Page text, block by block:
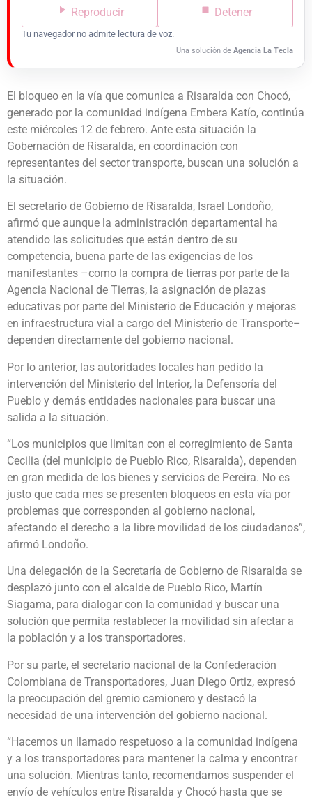
Reproducir Detener
Tu navegador no admite lectura de voz.
Una solución de Agencia La Tecla
El bloqueo en la vía que comunica a Risaralda con Chocó,
generado por la comunidad indígena Embera Katío, continúa
este miércoles 12 de febrero. Ante esta situación la
Gobernación de Risaralda, en coordinación con
representantes del sector transporte, buscan una solución a
la situación.
El secretario de Gobierno de Risaralda, Israel Londoño,
afirmó que aunque la administración departamental ha
atendido las solicitudes que están dentro de su
competencia, buena parte de las exigencias de los
manifestantes –como la compra de tierras por parte de la
Agencia Nacional de Tierras, la asignación de plazas
educativas por parte del Ministerio de Educación y mejoras
en infraestructura vial a cargo del Ministerio de Transporte–
dependen directamente del gobierno nacional.
Por lo anterior, las autoridades locales han pedido la
intervención del Ministerio del Interior, la Defensoría del
Pueblo y demás entidades nacionales para buscar una
salida a la situación.
“Los municipios que limitan con el corregimiento de Santa
Cecilia (del municipio de Pueblo Rico, Risaralda), dependen
en gran medida de los bienes y servicios de Pereira. No es
justo que cada mes se presenten bloqueos en esta vía por
problemas que corresponden al gobierno nacional,
afectando el derecho a la libre movilidad de los ciudadanos”,
afirmó Londoño.
Una delegación de la Secretaría de Gobierno de Risaralda se
desplazó junto con el alcalde de Pueblo Rico, Martín
Siagama, para dialogar con la comunidad y buscar una
solución que permita restablecer la movilidad sin afectar a
la población y a los transportadores.
Por su parte, el secretario nacional de la Confederación
Colombiana de Transportadores, Juan Diego Ortiz, expresó
la preocupación del gremio camionero y destacó la
necesidad de una intervención del gobierno nacional.
“Hacemos un llamado respetuoso a la comunidad indígena
y a los transportadores para mantener la calma y encontrar
una solución. Mientras tanto, recomendamos suspender el
envío de vehículos entre Risaralda y Chocó hasta que se